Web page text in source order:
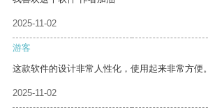
2025-11-02
游客
这款软件的设计非常人性化，使用起来非常方便。
2025-11-02